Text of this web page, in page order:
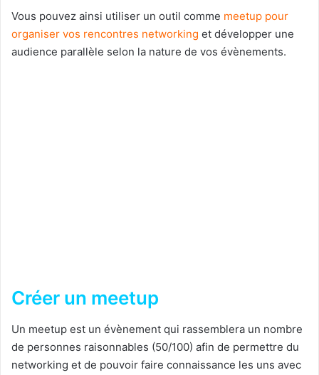
Vous pouvez ainsi utiliser un outil comme meetup pour
organiser vos rencontres networking et développer une
audience parallèle selon la nature de vos évènements.
Créer un meetup
Un meetup est un évènement qui rassemblera un nombre
de personnes raisonnables (50/100) afin de permettre du
networking et de pouvoir faire connaissance les uns avec